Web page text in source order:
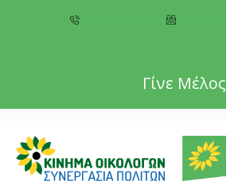
Γίνε Μέλος